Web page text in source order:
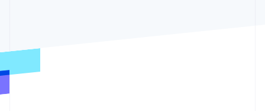
Online identiteitsverificatie